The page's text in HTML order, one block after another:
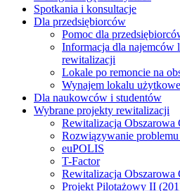
Spotkania i konsultacje
Dla przedsiębiorców
Pomoc dla
Informacja dla najemców
rewitalizacji
Lokale po remoncie na
Wynajem lokalu
Dla naukowców i studentów
Wybrane projekty rewitalizacji
Rewitalizacja
Rozwiązywanie
euPOLIS
T-Factor
Rewitalizacja
Projekt Pilotażowy II